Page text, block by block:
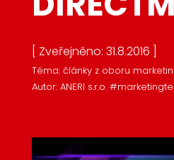
[ Zveřejněno: 31.8.2016 ]
Téma: články z oboru
Autor: ANERI s.r.o.